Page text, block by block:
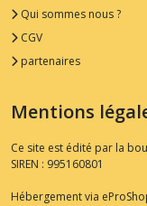
Qui sommes nous ?
CGV
partenaires
Mentions
Ce site est édité par la
SIREN : 995160801
Hébergement via